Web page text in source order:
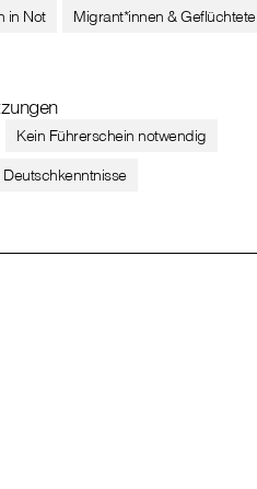
in Not
Migrant*innen & Geflüchtete
Kein Führerschein notwendig